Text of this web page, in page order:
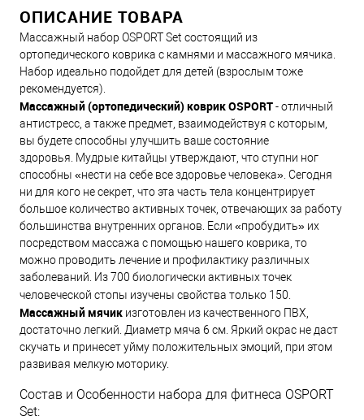
ОПИСАНИЕ ТОВАРА
Массажный набор OSPORT Set состоящий из
ортопедического коврика с камнями и массажного мячика.
Набор идеально подойдет для детей (взрослым тоже
рекомендуется).
Массажный (ортопедический) коврик OSPORT- отличный
антистресс, а также предмет, взаимодействуя с которым,
вы будете способны улучшить ваше состояние
здоровья. Мудрые китайцы утверждают, что ступни ног
способны «нести на себе все здоровье человека». Сегодня
ни для кого не секрет, что эта часть тела концентрирует
большое количество активных точек, отвечающих за работу
большинства внутренних органов. Если «пробудить» их
посредством массажа с помощью нашего коврика, то
можно проводить лечение и профилактику различных
заболеваний. Из 700 биологически активных точек
человеческой стопы изучены свойства только 150.
Массажный мячик изготовлен из качественного ПВХ,
достаточно легкий. Диаметр мяча 6 см. Яркий окрас не даст
скучать и принесет уйму положительных эмоций, при этом
развивая мелкую моторику.
Состав и Особенности набора для фитнеса OSPORT
Set: